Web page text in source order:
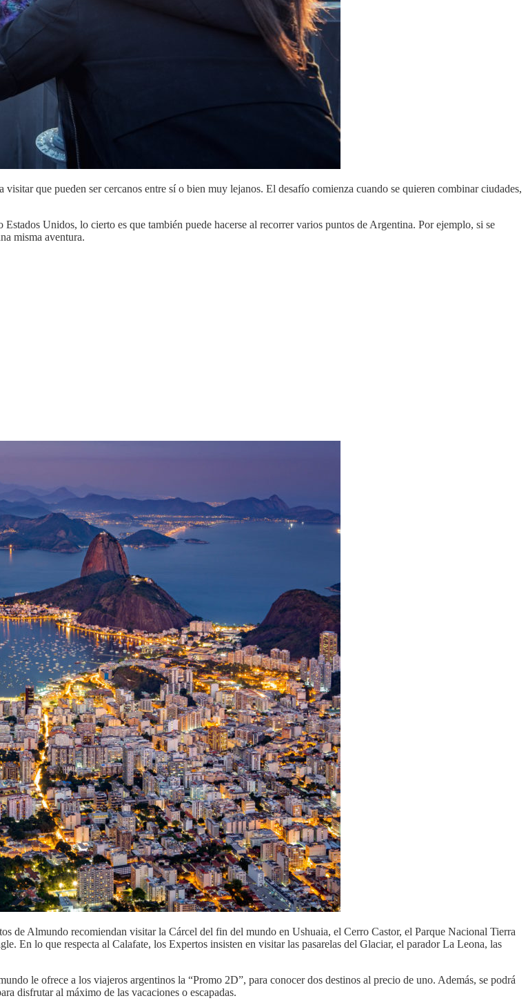
que pueden ser cercanos entre sí o bien muy lejanos. El desafío comienza cuando se quieren combinar ciudades,
Unidos, lo cierto es que también puede hacerse al recorrer varios puntos de Argentina. Por ejemplo, si se
misma aventura.
de Almundo recomiendan visitar la Cárcel del fin del mundo en Ushuaia, el Cerro Castor, el Parque Nacional Tierra
En lo que respecta al Calafate, los Expertos insisten en visitar las pasarelas del Glaciar, el parador La Leona, las
le ofrece a los viajeros argentinos la “Promo 2D”, para conocer dos destinos al precio de uno. Además, se podrá
disfrutar al máximo de las vacaciones o escapadas.